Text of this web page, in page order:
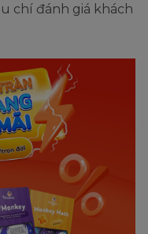
chí đánh giá khách